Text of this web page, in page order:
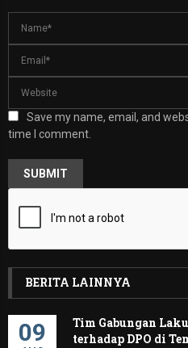
Save my name, email, and
time I comment.
BERITA LAINNYA
09
Tim Gabungan
terhadap DPO di